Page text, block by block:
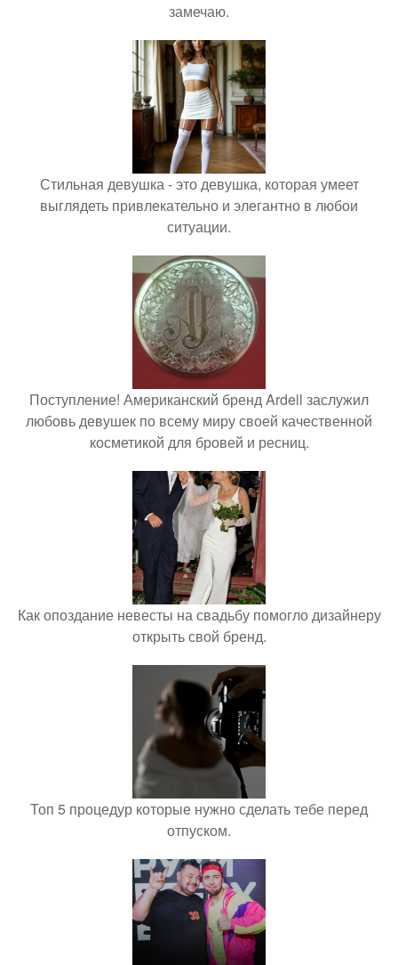
замечаю.
Стильная девушка - это девушка, которая умеет
выглядеть привлекательно и элегантно в любои
ситуации.
Поступление! Американский бренд Ardell заслужил
любовь девушек по всему миру своей качественной
косметикой для бровей и ресниц.
Как опоздание невесты на свадьбу помогло дизайнеру
открыть свой бренд.
Топ 5 процедур которые нужно сделать тебе перед
отпуском.